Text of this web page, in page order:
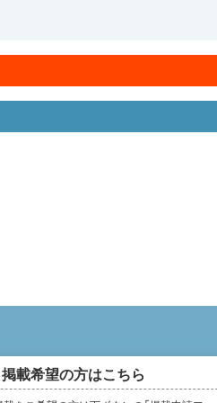
掲載希望の方はこちら